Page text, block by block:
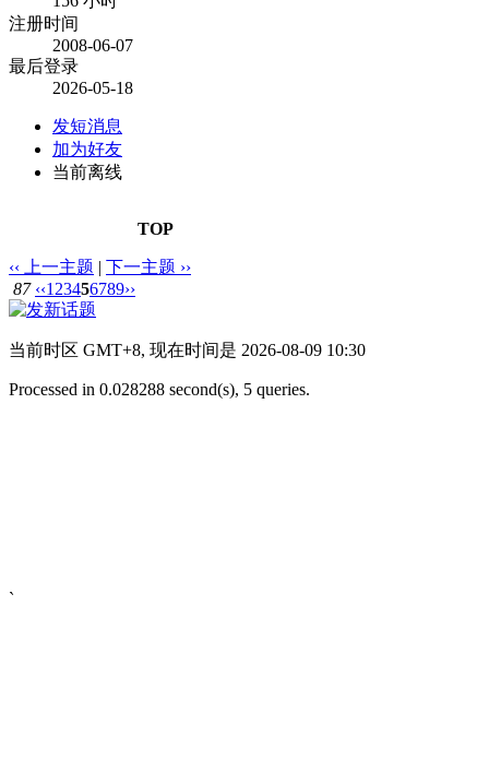
注册时间
2008-06-07
最后登录
2026-05-18
发短消息
加为好友
当前离线
TOP
‹‹ 上一主题 | 下一主题 ››
87 ‹‹1 23456789››
当前时区 GMT+8, 现在时间是 2026-08-09 10:30
Processed in 0.028288 second(s), 5 queries.
`